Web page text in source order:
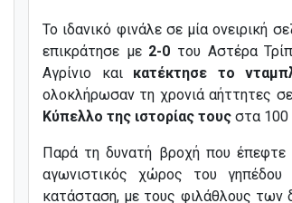
Το ιδανικό φινάλε σε μία ονειρική
επικράτησε με 2-0 του Αστέρα
Αγρίνιο και κατέκτησε το
ολοκλήρωσαν τη χρονιά αήττητες
Κύπελλο της ιστορίας τους στα 100
Παρά τη δυνατή βροχή που έπεφτε
αγωνιστικός χώρος του γηπέδου
κατάσταση, με τους φιλάθλους των